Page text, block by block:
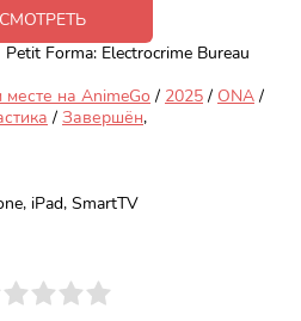
СМОТРЕТЬ
Petit Forma: Electrocrime Bureau
на AnimeGo / 2025 / ONA /
/ Завершён,
iPad, SmartTV